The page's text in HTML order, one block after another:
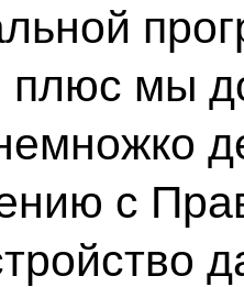
плюс мы
с